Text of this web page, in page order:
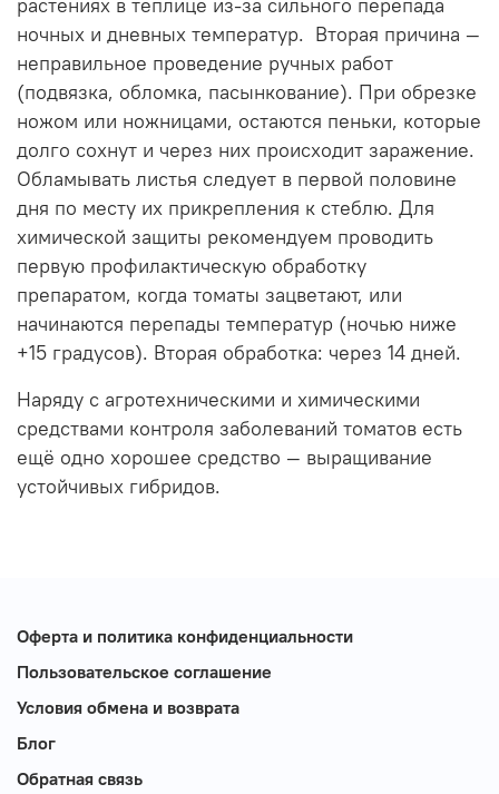
растениях в теплице из-за сильного перепада
ночных и дневных температур. Вторая причина —
неправильное проведение ручных работ
(подвязка, обломка, пасынкование). При обрезке
ножом или ножницами, остаются пеньки, которые
долго сохнут и через них происходит заражение.
Обламывать листья следует в первой половине
дня по месту их прикрепления к стеблю. Для
химической защиты рекомендуем проводить
первую профилактическую обработку
препаратом, когда томаты зацветают, или
начинаются перепады температур (ночью ниже
+15 градусов). Вторая обработка: через 14 дней.
Наряду с агротехническими и химическими
средствами контроля заболеваний томатов есть
ещё одно хорошее средство — выращивание
устойчивых гибридов.
Оферта и политика конфиденциальности
Пользовательское соглашение
Условия обмена и возврата
Блог
Обратная связь